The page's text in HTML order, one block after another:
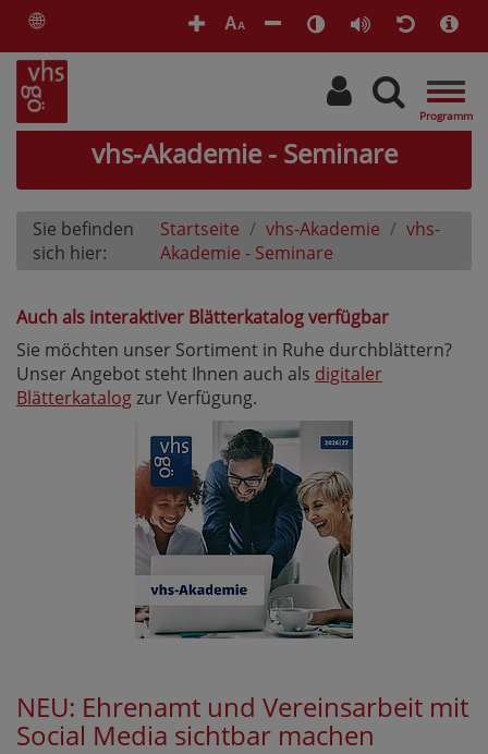
🌐 AA
vhs-Akademie - Seminare
Sie befinden
sich hier:
Startseite vhs-Akademie
vhs-
Akademie - Seminare
Auch als interaktiver Blätterkatalog verfügbar
Sie möchten unser Sortiment in Ruhe durchblättern?
Unser Angebot steht Ihnen auch als digitaler
Blätterkatalogzur Verfügung.
NEU: Ehrenamt und Vereinsarbeit mit
Social Media sichtbar machen